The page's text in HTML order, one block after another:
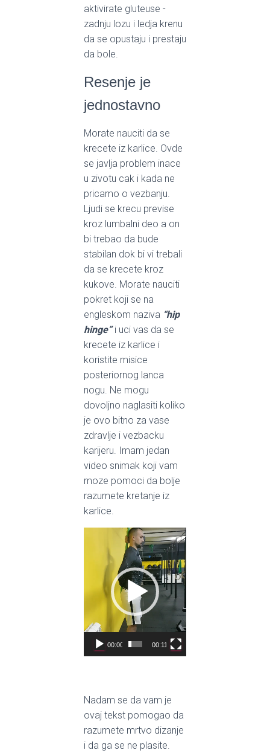
aktivirate gluteuse -
zadnju lozu i ledja krenu
da se opustaju i prestaju
da bole.
Resenje je
jednostavno
Morate nauciti da se
krecete iz karlice. Ovde
se javlja problem inace
u zivotu cak i kada ne
pricamo o vezbanju.
Ljudi se krecu previse
kroz lumbalni deo a on
bi trebao da bude
stabilan dok bi vi trebali
da se krecete kroz
kukove. Morate nauciti
pokret koji se na
engleskom naziva “hip
hinge” i uci vas da se
krecete iz karlice i
koristite misice
posteriornog lanca
nogu. Ne mogu
dovoljno naglasiti koliko
je ovo bitno za vase
zdravlje i vezbacku
karijeru. Imam jedan
video snimak koji vam
moze pomoci da bolje
razumete kretanje iz
karlice.
00:00 00:11
Nadam se da vam je
ovaj tekst pomogao da
razumete mrtvo dizanje
i da ga se ne plasite.